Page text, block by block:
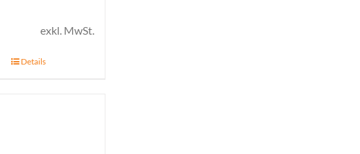
exkl. MwSt.
Details